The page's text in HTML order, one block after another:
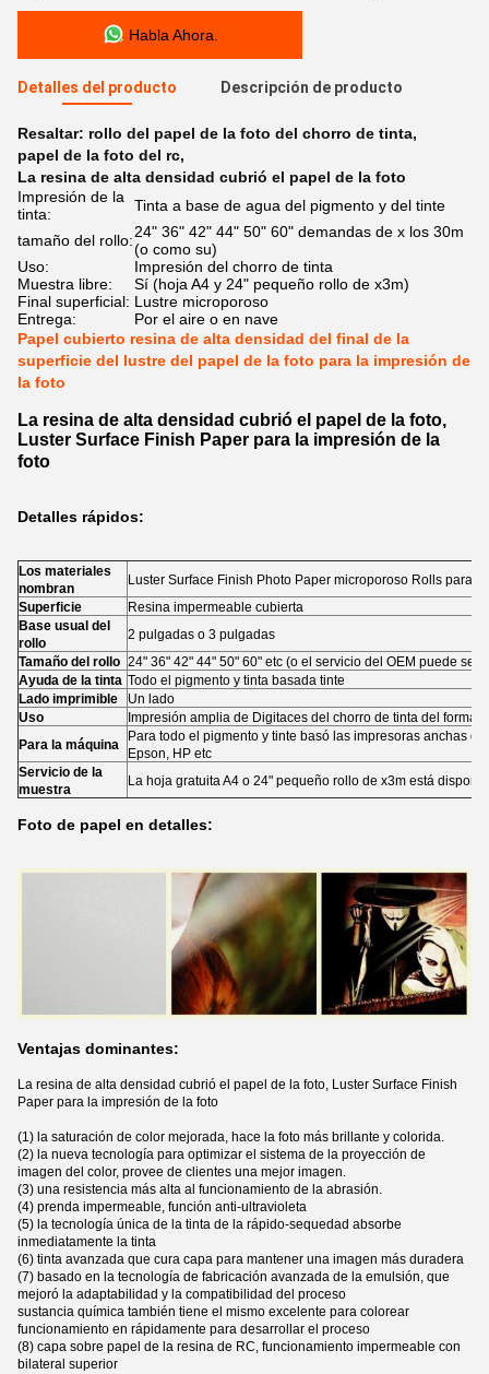
Habla Ahora.
Detalles del producto Descripción de producto
Resaltar: rollo del papel de la foto del chorro de tinta,
papel de la foto del rc,
La resina de alta densidad cubrió el papel de la foto
Impresión de la
tinta:
Tinta a base de agua del pigmento y del tinte
tamaño del rollo:24" 36" 42" 44" 50" 60" demandas de x los 30m
(o como su)
Uso:
Impresión del chorro de tinta
Muestra libre:
Sí (hoja A4 y 24" pequeño rollo de x3m)
Final superficial: Lustre microporoso
Entrega:
Por el aire o en nave
Papel cubierto resina de alta densidad del final de la
superficie del lustre del papel de la foto para la impresión de
la foto
La resina de alta densidad cubrió el papel de la foto,
Luster Surface Finish Paper para la impresión de la
foto
Detalles rápidos:
Los materiales
nombran
Luster Surface Finish Photo Paper microporoso Rolls para
Superficie
Resina impermeable cubierta
Base usual del
rollo
2 pulgadas o 3 pulgadas
Tamaño del rollo 24" 36" 42" 44" 50" 60" etc (o el servicio del OEM puede ser
Ayuda de la tinta Todo el pigmento y tinta basada tinte
Lado imprimible
Un lado
Uso
Impresión amplia de Digitaces del chorro de tinta del formato
Para la máquina
Para todo el pigmento y tinte basó las impresoras anchas
Epson, HP etc
Servicio de la
muestra
La hoja gratuita A4 o 24" pequeño rollo de x3m está
Foto de papel en detalles:
Ventajas dominantes:
La resina de alta densidad cubrió el papel de la foto, Luster Surface Finish
Paper para la impresión de la foto
(1) la saturación de color mejorada, hace la foto más brillante y colorida.
(2) la nueva tecnología para optimizar el sistema de la proyección de
imagen del color, provee de clientes una mejor imagen.
(3) una resistencia más alta al funcionamiento de la abrasión.
(4) prenda impermeable, función anti-ultravioleta
(5) la tecnología única de la tinta de la rápido-sequedad absorbe
inmediatamente la tinta
(6) tinta avanzada que cura capa para mantener una imagen más duradera
(7) basado en la tecnología de fabricación avanzada de la emulsión, que
mejoró la adaptabilidad y la compatibilidad del proceso
sustancia química también tiene el mismo excelente para colorear
funcionamiento en rápidamente para desarrollar el proceso
(8) capa sobre papel de la resina de RC, funcionamiento impermeable con
bilateral superior